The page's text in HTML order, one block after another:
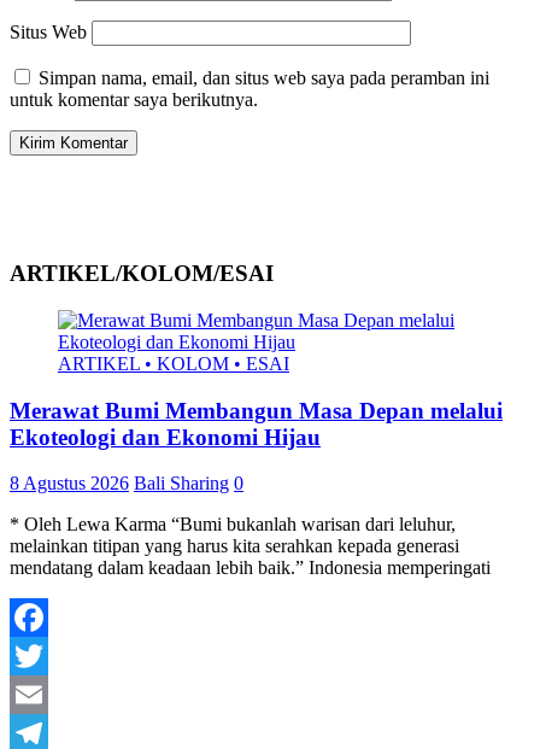
Situs Web
Simpan nama, email, dan situs web saya pada peramban ini
untuk komentar saya berikutnya.
ARTIKEL/KOLOM/ESAI
ARTIKEL • KOLOM • ESAI
Merawat Bumi Membangun Masa Depan melalui
Ekoteologi dan Ekonomi Hijau
8 Agustus 2026 Bali Sharing 0
* Oleh Lewa Karma “Bumi bukanlah warisan dari leluhur,
melainkan titipan yang harus kita serahkan kepada generasi
mendatang dalam keadaan lebih baik.” Indonesia memperingati
Facebook
Twitter
Email